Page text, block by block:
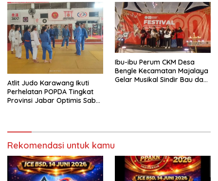
Atlit Judo Karawang Ikuti
Perhelatan POPDA Tingkat
Provinsi Jabar Optimis Sabet
Ibu-ibu Perum CKM Desa
Bengle Kecamatan Majalaya
Gelar Musikal Sindir Bau dan
Rekomendasi untuk kamu